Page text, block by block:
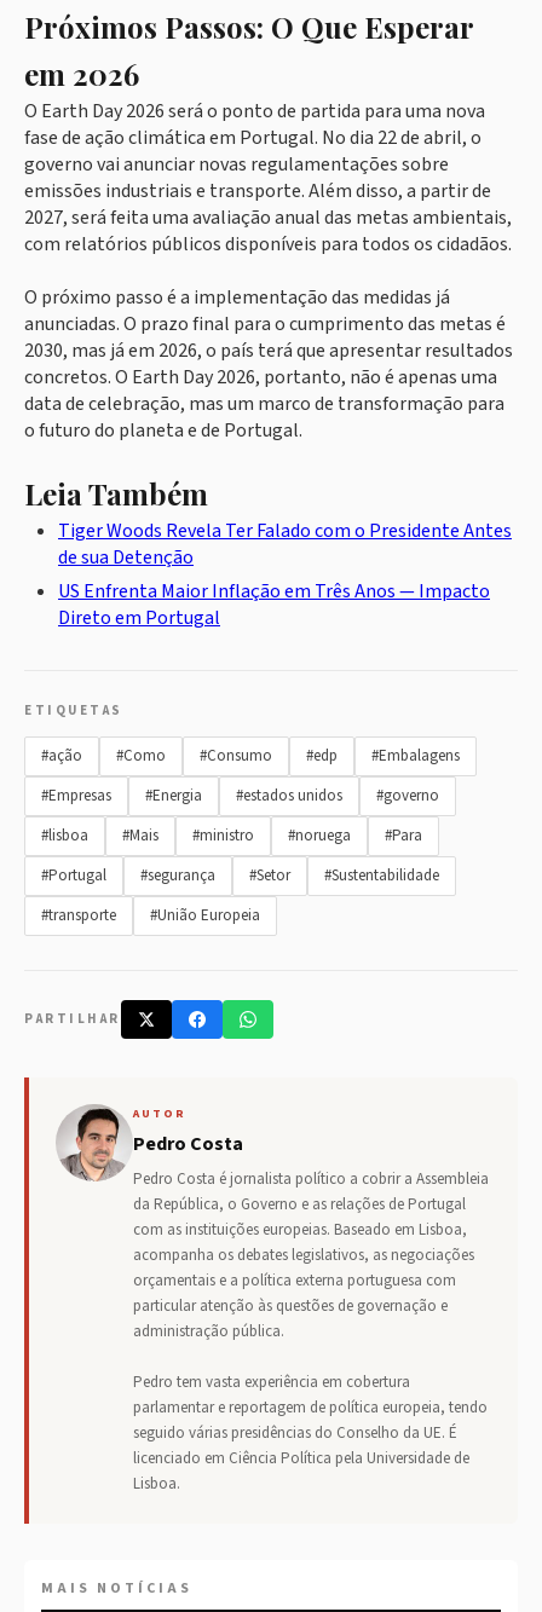
Próximos Passos: O Que Esperar
em 2026
O Earth Day 2026 será o ponto de partida para uma nova
fase de ação climática em Portugal. No dia 22 de abril, o
governo vai anunciar novas regulamentações sobre
emissões industriais e transporte. Além disso, a partir de
2027, será feita uma avaliação anual das metas ambientais,
com relatórios públicos disponíveis para todos os cidadãos.
O próximo passo é a implementação das medidas já
anunciadas. O prazo final para o cumprimento das metas é
2030, mas já em 2026, o país terá que apresentar resultados
concretos. O Earth Day 2026, portanto, não é apenas uma
data de celebração, mas um marco de transformação para
o futuro do planeta e de Portugal.
Leia Também
Tiger Woods Revela Ter Falado com o Presidente Antes
de sua Detenção
US Enfrenta Maior Inflação em Três Anos — Impacto
Direto em Portugal
ETIQUETAS
#ação #Como #Consumo #edp
#Embalagens
#Empresas
#Energia #estados unidos
#governo
#lisboa
#Mais #ministro #noruega
#Para
#Portugal
#segurança #Setor
#Sustentabilidade
#transporte
#União Europeia
PARTILHAR
AUTOR
Pedro Costa
Pedro Costa é jornalista político a cobrir a Assembleia
da República, o Governo e as relações de Portugal
com as instituições europeias. Baseado em Lisboa,
acompanha os debates legislativos, as negociações
orçamentais e a política externa portuguesa com
particular atenção às questões de governação e
administração pública.
Pedro tem vasta experiência em cobertura
parlamentar e reportagem de política europeia, tendo
seguido várias presidências do Conselho da UE. É
licenciado em Ciência Política pela Universidade de
Lisboa.
MAIS NOTÍCIAS